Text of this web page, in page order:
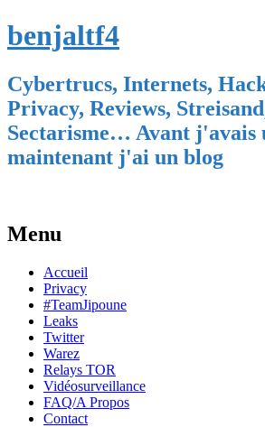
benjaltf4
Cybertrucs, Internets,
Privacy, Reviews,
Sectarisme… Avant j'avais
maintenant j'ai un blog
Menu
Skip
content
Accueil
Privacy
#TeamJipoune
Leaks
Twitter
Warez
Relays TOR
Vidéosurveillance
FAQ/A Propos
Contact